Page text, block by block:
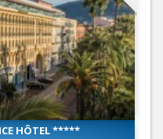
HÔTEL *****